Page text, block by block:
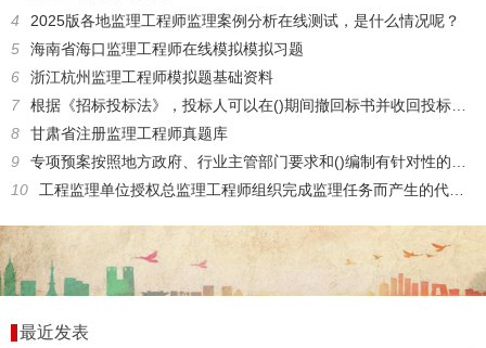
4
2025版各地监理工程师监理案例分析在线测试，是什么情况呢？
5
海南省海口监理工程师在线模拟模拟习题
6
浙江杭州监理工程师模拟题基础资料
7
根据《招标投标法》，投标人可以在()期间撤回标书并收回投标保证金。
8
甘肃省注册监理工程师真题库
9
专项预案按照地方政府、行业主管部门要求和()编制有针对性的预宗:
10
工程监理单位授权总监理工程师组织完成监理任务而产生的代理属于()。
最近发表